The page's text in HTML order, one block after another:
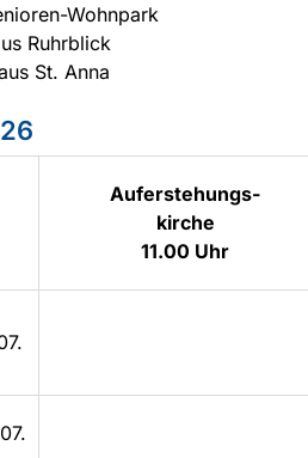
Wohnpark
Ruhrblick
St. Anna
Auferstehungs-
kirche
11.00 Uhr